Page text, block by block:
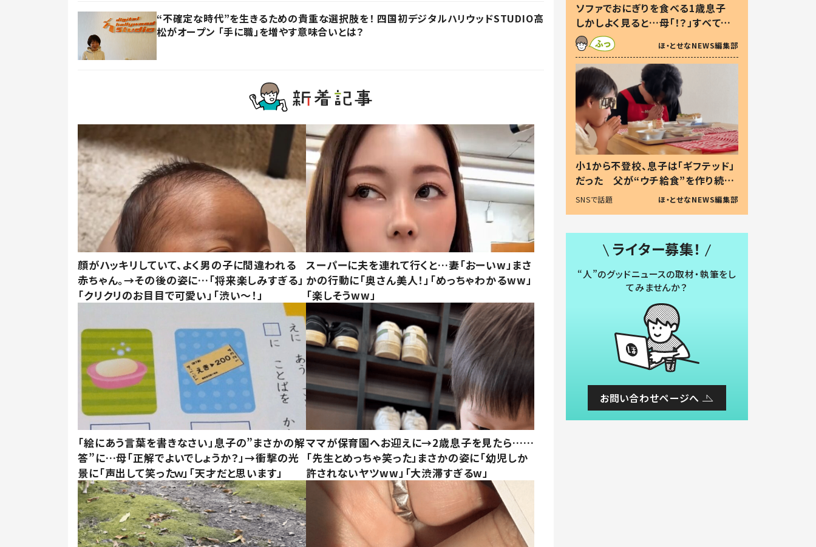
“不確定な時代”を生きるための貴重な選択肢を！ 四国初デジタルハリウッドSTUDIO高
松がオープン 「手に職」を増やす意味合いとは？
顔がハッキリしていて、よく男の子に間違われる
赤ちゃん。→その後の姿に…「将来楽しみすぎる」
「クリクリのお目目で可愛い」「渋い～！」
スーパーに夫を連れて行くと…妻「おーいw」まさ
かの行動に「奥さん美人！」「めっちゃわかるww」
「楽しそうww」
「絵にあう言葉を書きなさい」息子の”まさかの解
答”に…母「正解でよいでしょうか？」→衝撃の光
景に「声出して笑ったｗ」「天才だと思います」
ママが保育園へお迎えに→2歳息子を見たら……
「先生とめっちゃ笑った」まさかの姿に「幼児しか
許されないヤツww」「大渋滞すぎるw」
ソファでおにぎりを食べる1歳息子
しかしよく見ると…母「！？」すべてを
察した母の投稿に「可愛いから許
す！」「現行犯〜」
ほ・とせなNEWS編集部
小1から不登校、息子は「ギフテッド」
だった 父が“ウチ給食”を作り続け
る理由とは #令和の親 #令和の子
SNSで話題 ほ・とせなNEWS編集部
ライター募集！
“人”のグッドニュースの取材・執筆をし
てみませんか？
お問い合わせページへ